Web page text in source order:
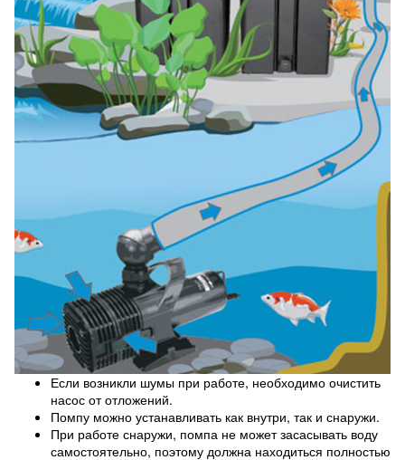
Если возникли шумы при работе, необходимо очистить
насос от отложений.
Помпу можно устанавливать как внутри, так и снаружи.
При работе снаружи, помпа не может засасывать воду
самостоятельно, поэтому должна находиться полностью